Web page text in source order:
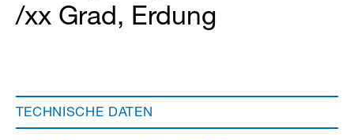
/xx Grad, Erdung
TECHNISCHE DATEN